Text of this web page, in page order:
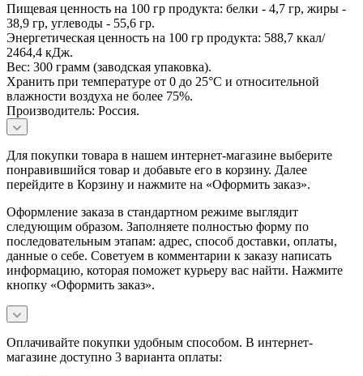
Пищевая ценность на 100 гр продукта: белки - 4,7 гр, жиры -
38,9 гр, углеводы - 55,6 гр.
Энергетическая ценность на 100 гр продукта: 588,7 ккал/
2464,4 кДж.
Вес: 300 грамм (заводская упаковка).
Хранить при температуре от 0 до 25°С и относительной
влажности воздуха не более 75%.
Производитель: Россия.
Для покупки товара в нашем интернет-магазине выберите
понравившийся товар и добавьте его в корзину. Далее
перейдите в Корзину и нажмите на «Оформить заказ».
Оформление заказа в стандартном режиме выглядит
следующим образом. Заполняете полностью форму по
последовательным этапам: адрес, способ доставки, оплаты,
данные о себе. Советуем в комментарии к заказу написать
информацию, которая поможет курьеру вас найти. Нажмите
кнопку «Оформить заказ».
Оплачивайте покупки удобным способом. В интернет-
магазине доступно 3 варианта оплаты: